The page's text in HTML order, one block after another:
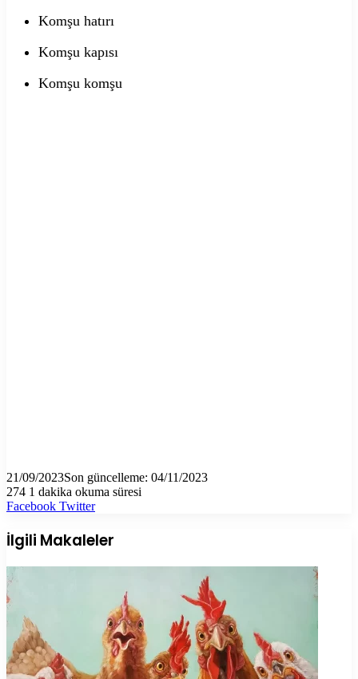
Komşu hatırı
Komşu kapısı
Komşu komşu
21/09/2023Son güncelleme: 04/11/2023
274 1 dakika okuma süresi
Facebook TwitterLinkedIn
Tumblr
Pinterest
Reddit
VKontakte
E-
ile
paylaş
Yazdır
İlgili Makaleler